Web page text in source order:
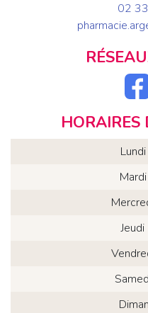
02
HORAIRES
Lundi
Mardi
Jeudi